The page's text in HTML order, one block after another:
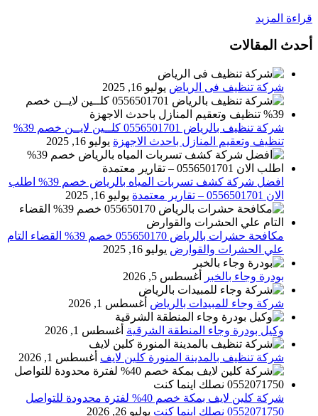
قراءة المزيد
أحدث المقالات
شركة تنظيف فى الرياض يوليو 16, 2025
شركة تنظيف بالرياض 0556501701 كلــين لايــن خصم 39%
تنظيف وتعقيم المنازل باحدث الاجهزة يوليو 16, 2025
افضل شركة كشف تسربات المياه بالرياض خصم 39% اطلب
الان 0556501701‬‏ – تقارير معتمدة
يوليو 16, 2025
مكافحة حشرات بالرياض 055650170 خصم 39% القضاء التام
علي الحشرات والقوارض يوليو 16, 2025
بودرة وجاء بالخبر أغسطس 5, 2026
شركة وجاء للمبيدات بالرياض أغسطس 1, 2026
وكيل بودرة وجاء المنطقة الشرقية أغسطس 1, 2026
شركة تنظيف بالمدينة المنورة كلين لايف أغسطس 1, 2026
شركة كلين لايف بمكة خصم 40% لفترة محدودة للتواصل
0552071750 نصلك اينما كنت
يوليو 26, 2026